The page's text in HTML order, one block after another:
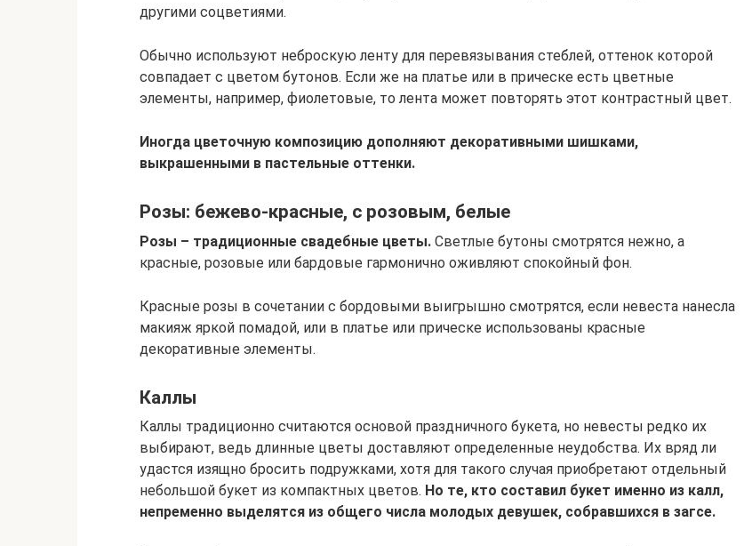
другими соцветиями.
Обычно используют неброскую ленту для перевязывания стеблей, оттенок которой
совпадает с цветом бутонов. Если же на платье или в прическе есть цветные
элементы, например, фиолетовые, то лента может повторять этот контрастный цвет.
Иногда цветочную композицию дополняют декоративными шишками,
выкрашенными в пастельные оттенки.
Розы: бежево-красные, с розовым, белые
Розы – традиционные свадебные цветы. Светлые бутоны смотрятся нежно, а
красные, розовые или бардовые гармонично оживляют спокойный фон.
Красные розы в сочетании с бордовыми выигрышно смотрятся, если невеста нанесла
макияж яркой помадой, или в платье или прическе использованы красные
декоративные элементы.
Каллы
Каллы традиционно считаются основой праздничного букета, но невесты редко их
выбирают, ведь длинные цветы доставляют определенные неудобства. Их вряд ли
удастся изящно бросить подружками, хотя для такого случая приобретают отдельный
небольшой букет из компактных цветов. Но те, кто составил букет именно из калл,
непременно выделятся из общего числа молодых девушек, собравшихся в загсе.